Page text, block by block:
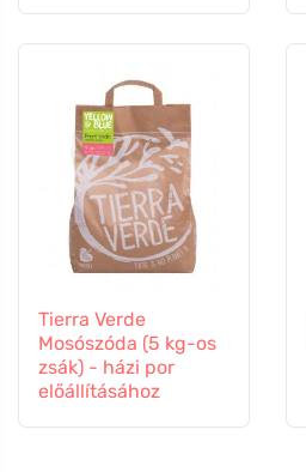
Tierra Verde
Mosószóda (5 kg-os
zsák) - házi por
előállításához